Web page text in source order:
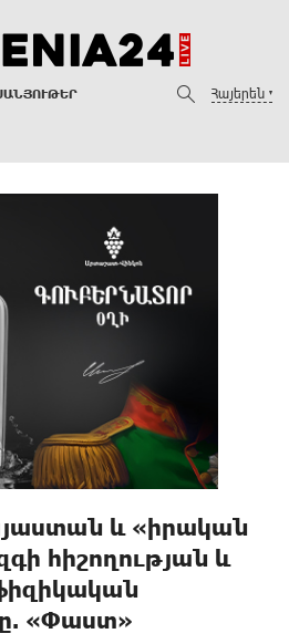
Հայերեն
և «իրական
հիշողության և
«Փաստ»